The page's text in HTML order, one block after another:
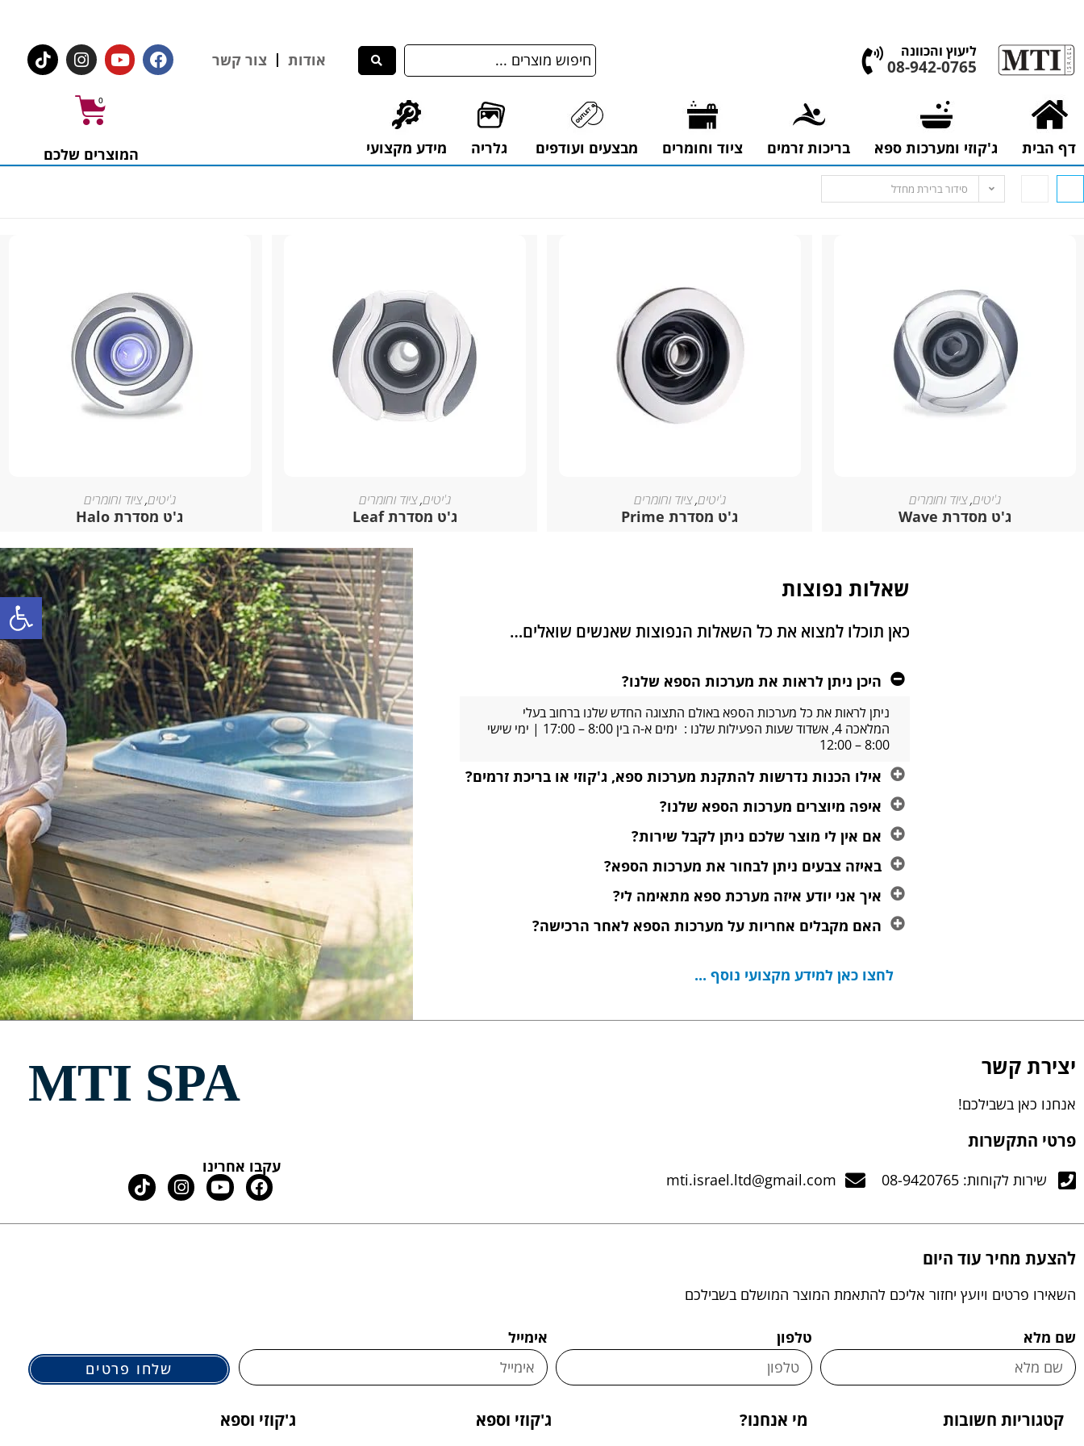
פתח סרגל נגישות
ליעוץ והכוונה
08-942-0765 אודות צור קשר
דף הבית ג'קוזי ומערכות ספא בריכות זרמים ציוד וחומרים מבצעים ועודפים גלריה מידע מקצועי
0
המוצרים שלכם
סידור ברירת מחדל
ג'יטים,ציוד וחומרים
ג'ט מסדרת Halo
ג'יטים,ציוד וחומרים
ג'ט מסדרת Leaf
ג'יטים,ציוד וחומרים
ג'ט מסדרת Prime
ג'יטים,ציוד וחומרים
ג'ט מסדרת Wave
שאלות נפוצות
כאן תוכלו למצוא את כל השאלות הנפוצות שאנשים שואלים…
היכן ניתן לראות את מערכות הספא שלנו?
ניתן לראות את כל מערכות הספא באולם התצוגה החדש שלנו ברחוב בעלי
המלאכה 4, אשדוד שעות הפעילות שלנו : ימים א-ה בין 8:00 – 17:00 | ימי שישי
8:00 – 12:00
אילו הכנות נדרשות להתקנת מערכות ספא, ג'קוזי או בריכת זרמים?
איפה מיוצרים מערכות הספא שלנו?
אם אין לי מוצר שלכם ניתן לקבל שירות?
באיזה צבעים ניתן לבחור את מערכות הספא?
איך אני יודע איזה מערכת ספא מתאימה לי?
האם מקבלים אחריות על מערכות הספא לאחר הרכישה?
לחצו כאן למידע מקצועי נוסף ...
יצירת קשר
אנחנו כאן בשבילכם! MTI SPA
פרטי התקשרות
שירות לקוחות: 08-9420765 mti.israel.ltd@gmail.com
עקבו אחרינו
להצעת מחיר עוד היום
השאירו פרטים ויועץ יחזור אליכם להתאמת המוצר המושלם בשבילכם
שם מלא טלפון
אימייל
שלחו פרטים
קטגוריות חשובות מי אנחנו? ג'קוזי וספא ג'קוזי וספא